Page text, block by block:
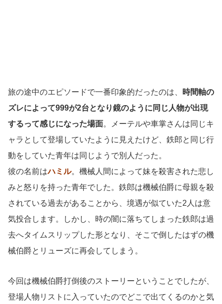
旅の途中のエピソードで一番印象的だったのは、
時間軸の
ズレによって999が2台となり鏡のように同じ人物が出現
するって感じになった場面。メーテルや車掌さんは同じキ
ャラとして登場していたように見えたけど、鉄郎と同じ行
動をしていた青年は同じようで別人だった。
彼の名前はハミル。機械人間によって妹を殺害された悲し
みと怒りを持った青年でした。鉄郎は機械伯爵に母親を殺
されている過去があることから、境遇が似ていた2人は意
気投合します。しかし、時の闇に落ちてしまった鉄郎は過
去へタイムスリップした形となり、そこで倒したはずの機
械伯爵とリューズに再会してしまう。
今回は機械伯爵打倒後のストーリーということでしたが、
登場人物リストに入っていたのでどこで出てくるのかと気